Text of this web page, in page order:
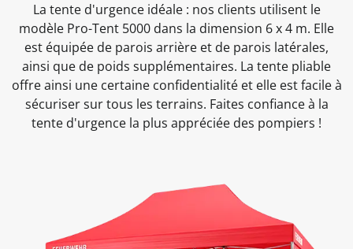
La tente d'urgence idéale : nos clients utilisent le
modèle Pro-Tent 5000 dans la dimension 6 x 4 m. Elle
est équipée de parois arrière et de parois latérales,
ainsi que de poids supplémentaires. La tente pliable
offre ainsi une certaine confidentialité et elle est facile à
sécuriser sur tous les terrains. Faites confiance à la
tente d'urgence la plus appréciée des pompiers !